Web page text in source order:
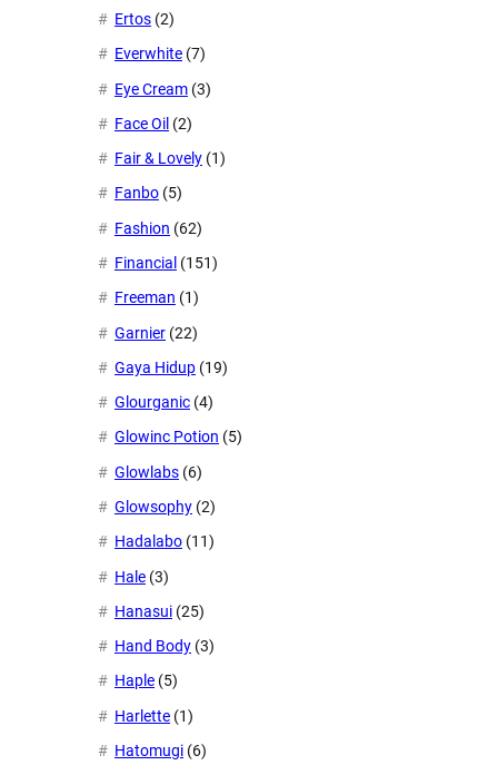
Ertos (2)
Everwhite (7)
Eye Cream (3)
Face Oil (2)
Fair & Lovely (1)
Fanbo (5)
Fashion (62)
Financial (151)
Freeman (1)
Garnier (22)
Gaya Hidup (19)
Glourganic (4)
Glowinc Potion (5)
Glowlabs (6)
Glowsophy (2)
Hadalabo (11)
Hale (3)
Hanasui (25)
Hand Body (3)
Haple (5)
Harlette (1)
Hatomugi (6)